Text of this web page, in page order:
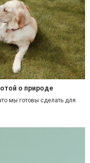
о природе
мы готовы сделать для